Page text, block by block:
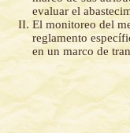
evaluar el
El monitoreo del
reglamento
en un marco de